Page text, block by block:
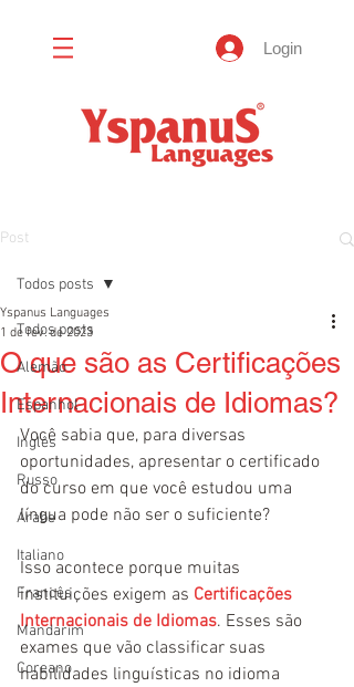
Login
Post
Todos posts
Alemão
Espanhol
Inglês
Russo
Árabe
Italiano
Francês
Mandarim
Coreano
Todos posts
O que são as Certificações
Internacionais de Idiomas?
Yspanus Languages
1 de fev. de 2023
Você sabia que, para diversas
oportunidades, apresentar o certificado
do curso em que você estudou uma
língua pode não ser o suficiente?
Isso acontece porque muitas
instituições exigem as Certificações
Internacionais de Idiomas. Esses são
exames que vão classificar suas
habilidades linguísticas no idioma